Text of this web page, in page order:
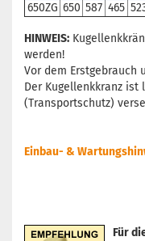
650ZG 650 587 465
HINWEIS:
werden!
Vor dem
Der Kugellenkkranz
(Transportschutz)
Einbau- &
Für